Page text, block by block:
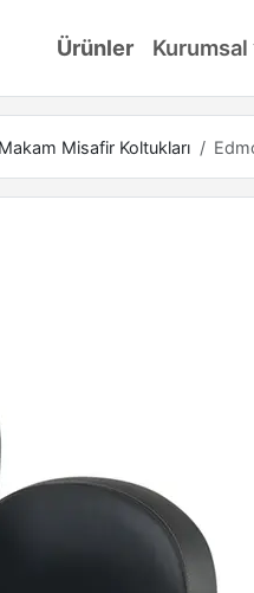
Ürünler Kurumsal
Makam Misafir Koltukları